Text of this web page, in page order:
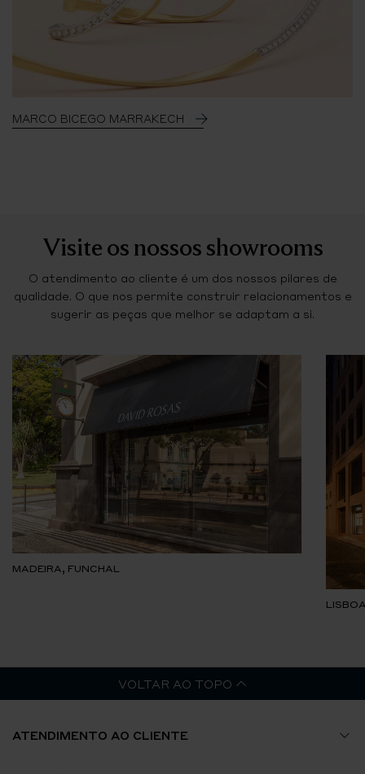
MARCO BICEGO MARRAKECH
Visite os nossos showrooms
O atendimento ao cliente é um dos nossos pilares de
qualidade. O que nos permite construir relacionamentos e
sugerir as peças que melhor se adaptam a si.
MADEIRA, FUNCHAL
VOLTAR AO TOPO
ATENDIMENTO AO CLIENTE